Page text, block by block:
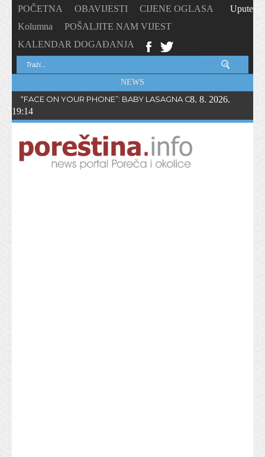
POČETNA OBAVIJESTI
CIJENE OGLASA
Kolumna
POŠALJITE NAM VIJEST
KALENDAR DOGAĐANJA
Upute
NEWS
“FACE ON YOUR PHONE”: BABY LASAGNA OBJAVIO NOVI
8. 8. 2026.
19:14